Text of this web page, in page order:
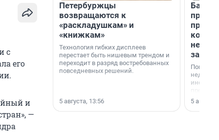
с
его
и
—
Петербуржцы
возвращаются к
«раскладушкам» и
«книжкам»
Технология гибких дисплеев
перестает быть нишевым трендом и
переходит в разряд востребованных
повседневных решений.
5 августа, 13:56
Банк
Покупка
офис,
успех
5